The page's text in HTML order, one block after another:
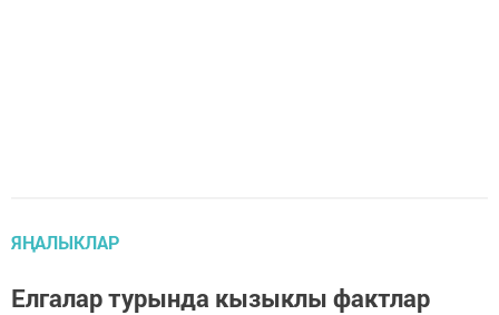
ЯҢАЛЫКЛАР
Елгалар турында кызыклы фактлар